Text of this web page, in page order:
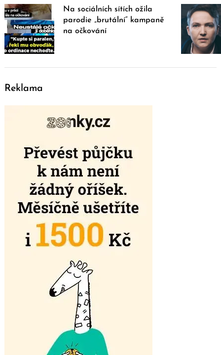
Na sociálních sítích ožila
parodie „brutální“ kampaně
na očkování
Reklama